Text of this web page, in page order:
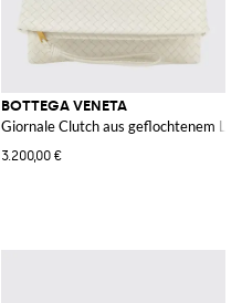
BOTTEGA VENETA
Giornale Clutch aus geflochtenem
3.200,00 €